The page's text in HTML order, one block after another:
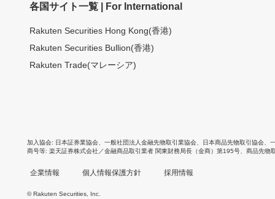
各国サイト一覧 | For International
Rakuten Securities Hong Kong(香港)
Rakuten Securities Bullion(香港)
Rakuten Trade(マレーシア)
加入協会 日本証券業協会 一般社団法人金融先物取引業協会 日本商品先物取引協会
商号等 楽天証券株式会社／金融商品取引業者 関東財務局長（金商）第195号、商品先物
企業情報 個人情報保護方針 採用情報
© Rakuten Securities, Inc.